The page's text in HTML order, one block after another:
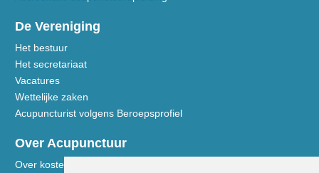
De Vereniging
Het bestuur
Het secretariaat
Vacatures
Wettelijke zaken
Acupuncturist volgens Beroepsprofiel
Over Acupunctuur
Over kosten en vergoedingen